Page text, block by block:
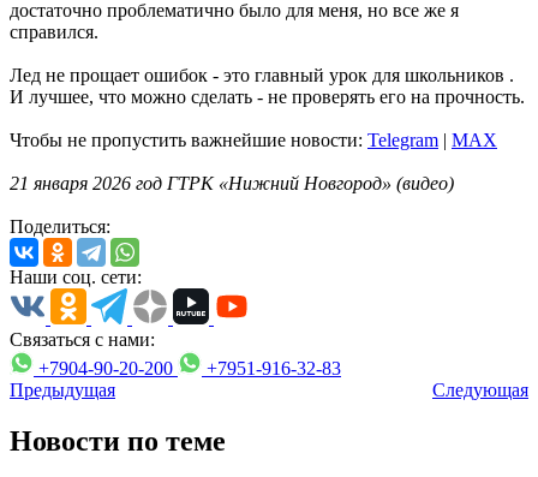
достаточно проблематично было для меня, но все же я
справился.
Лед не прощает ошибок - это главный урок для школьников .
И лучшее, что можно сделать - не проверять его на прочность.
Чтобы не пропустить важнейшие новости: Telegram | MAX
21 января 2026 год ГТРК «Нижний Новгород» (видео)
Поделиться:
Наши соц. сети:
Связаться с нами:
+7904-90-20-200
+7951-916-32-83
Предыдущая
Следующая
Новости по теме